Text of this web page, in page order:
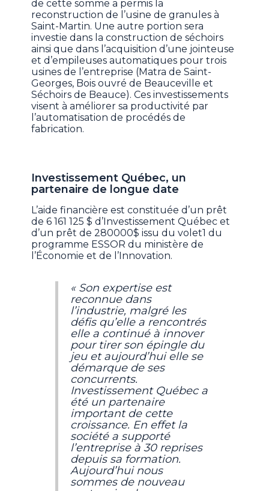
de cette somme a permis la
reconstruction de l’usine de granules à
Saint-Martin. Une autre portion sera
investie dans la construction de séchoirs
ainsi que dans l’acquisition d’une jointeuse
et d’empileuses automatiques pour trois
usines de l’entreprise (Matra de Saint-
Georges, Bois ouvré de Beauceville et
Séchoirs de Beauce). Ces investissements
visent à améliorer sa productivité par
l’automatisation de procédés de
fabrication.
Investissement Québec, un
partenaire de longue date
L’aide financière est constituée d’un prêt
de 6 161 125 $ d’Investissement Québec et
d’un prêt de 280000$ issu du volet1 du
programme ESSOR du ministère de
l’Économie et de l’Innovation.
« Son expertise est
reconnue dans
l’industrie, malgré les
défis qu’elle a rencontrés
elle a continué à innover
pour tirer son épingle du
jeu et aujourd’hui elle se
démarque de ses
concurrents.
Investissement Québec a
été un partenaire
important de cette
croissance. En effet la
société a supporté
l’entreprise à 30 reprises
depuis sa formation.
Aujourd’hui nous
sommes de nouveau